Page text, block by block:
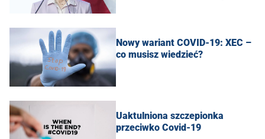
Nowy wariant COVID-19: XEC –
co musisz wiedzieć?
Uaktulniona szczepionka
przeciwko Covid-19